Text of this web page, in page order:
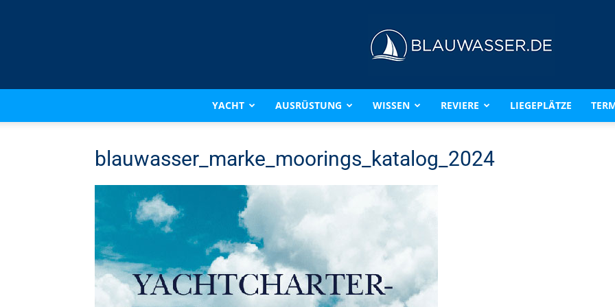
BLAUWASSER.DE
YACHT AUSRÜSTUNG WISSEN REVIERE LIEGEPLÄTZE
blauwasser_marke_moorings_katalog_2024